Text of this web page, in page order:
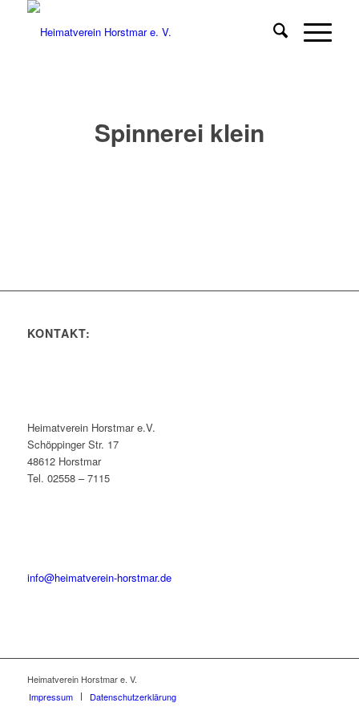
Spinnerei klein
KONTAKT:
Heimatverein Horstmar e.V.
Schöppinger Str. 17
48612 Horstmar
Tel. 02558 – 7115
info@heimatverein-horstmar.de
Heimatverein Horstmar e. V.
Impressum
Datenschutzerklärung